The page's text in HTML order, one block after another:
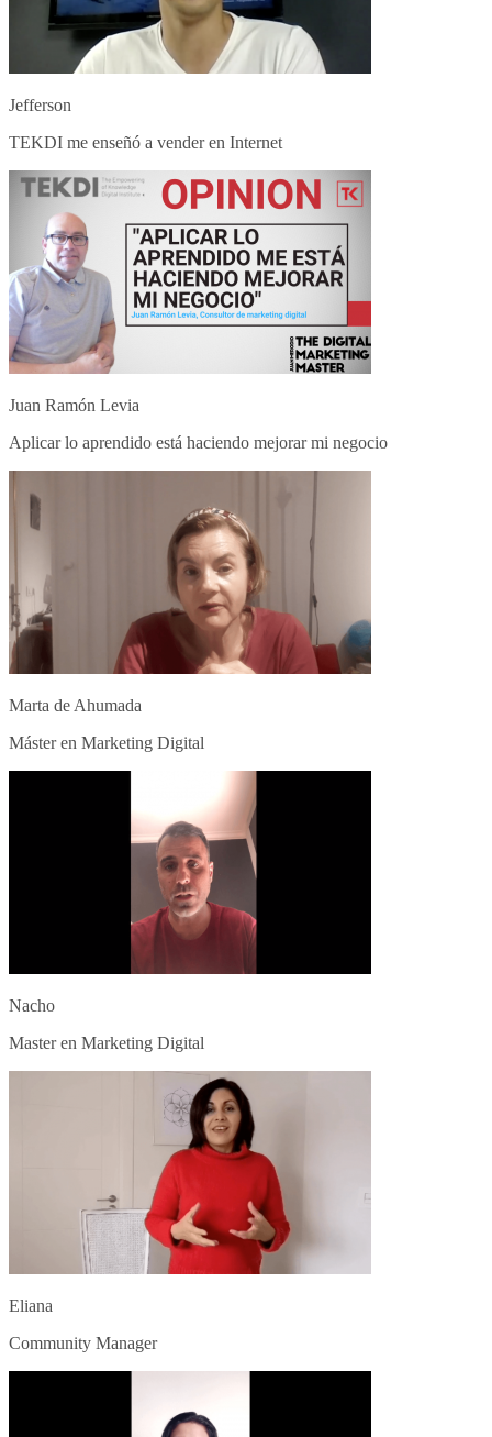
Jefferson
TEKDI me enseñó a vender en Internet
Juan Ramón Levia
Aplicar lo aprendido está haciendo mejorar mi negocio
Marta de Ahumada
Máster en Marketing Digital
Nacho
Master en Marketing Digital
Eliana
Community Manager